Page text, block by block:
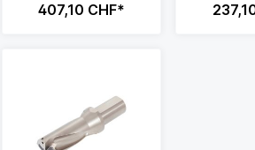
407,10 CHF*